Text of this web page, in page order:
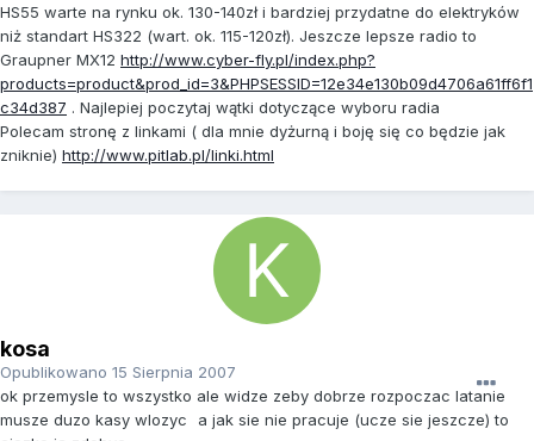
HS55 warte na rynku ok. 130-140zł i bardziej przydatne do elektryków
niż standart HS322 (wart. ok. 115-120zł). Jeszcze lepsze radio to
Graupner MX12 http://www.cyber-fly.pl/index.php?
products=product&prod_id=3&PHPSESSID=12e34e130b09d4706a61ff6f1
c34d387 . Najlepiej poczytaj wątki dotyczące wyboru radia
Polecam stronę z linkami ( dla mnie dyżurną i boję się co będzie jak
zniknie) http://www.pitlab.pl/linki.html
kosa
Opublikowano 15 Sierpnia 2007
ok przemysle to wszystko ale widze zeby dobrze rozpoczac latanie
musze duzo kasy wlozyc
a jak sie nie pracuje (ucze sie jeszcze) to